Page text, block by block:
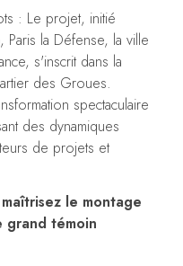
: Le projet, initié
, Paris la Défense, la ville
, s'inscrit dans la
des Groues.
spectaculaire
des dynamiques
de projets et
le montage
grand témoin